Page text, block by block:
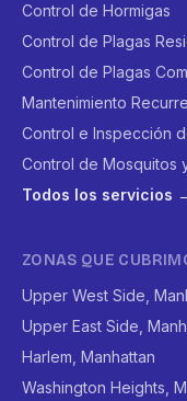
Control de Hormigas
Control de Plagas
Control de Plagas
Mantenimiento
Control e Inspección
Control de Mosquitos
Todos los servicios
ZONAS QUE
Upper West Side,
Upper East Side,
Harlem, Manhattan
Washington Heights,